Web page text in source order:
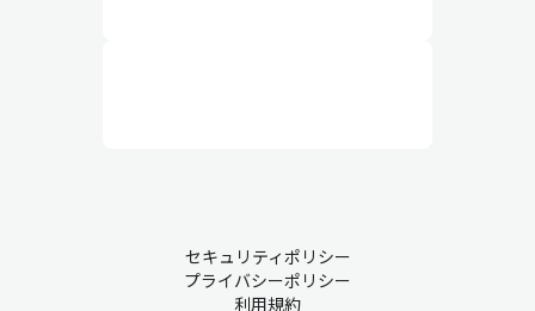
セキュリティポリシー
プライバシーポリシー
利用規約